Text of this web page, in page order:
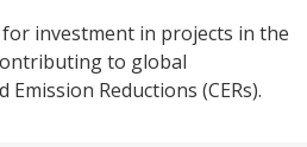
investment in projects in the
to global
Reductions (CERs).